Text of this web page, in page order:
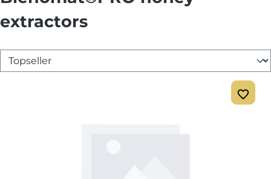
extractors